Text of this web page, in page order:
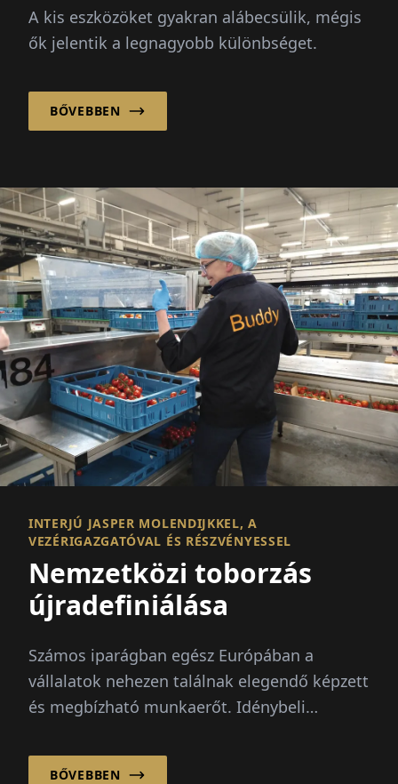
A kis eszközöket gyakran alábecsülik, mégis
ők jelentik a legnagyobb különbséget.
BŐVEBBEN
INTERJÚ JASPER MOLENDIJKKEL, A
VEZÉRIGAZGATÓVAL ÉS RÉSZVÉNYESSEL
Nemzetközi toborzás
újradefiniálása
Számos iparágban egész Európában a
vállalatok nehezen találnak elegendő képzett
és megbízható munkaerőt. Idénybeli
BŐVEBBEN